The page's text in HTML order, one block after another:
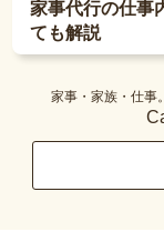
家事代行の仕事
ても解説
家事・家族・仕事